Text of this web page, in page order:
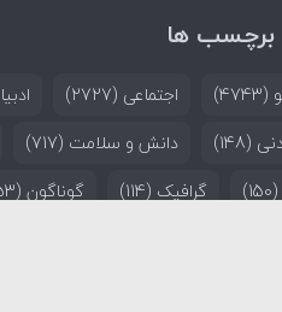
برچسب ها
(4743) اجتماعی (2727)
(148) دانش و سلامت (717)
(150) گرافیک (114) گوناگون (53)